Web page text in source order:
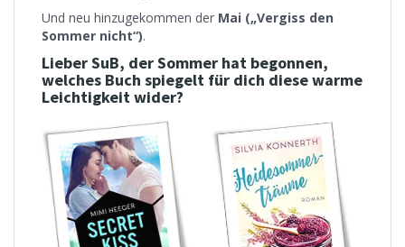
Und neu hinzugekommen der Mai („Vergiss den
Sommer nicht“).
Lieber SuB, der Sommer hat begonnen,
welches Buch spiegelt für dich diese warme
Leichtigkeit wider?